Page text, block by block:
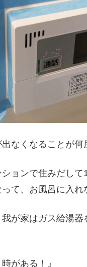
なくなることが何
ョンで住みだして
て、お風呂に入
が家はガス給湯
がある！』